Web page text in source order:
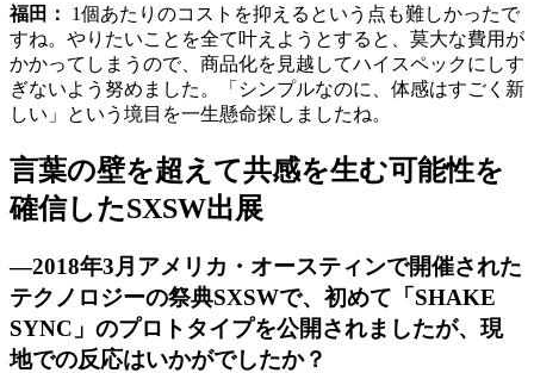
福田：
1個あたりのコストを抑えるという点も難しかったで
すね。やりたいことを全て叶えようとすると、莫大な費用が
かかってしまうので、商品化を見越してハイスペックにしす
ぎないよう努めました。「シンプルなのに、体感はすごく新
しい」という境目を一生懸命探しましたね。
言葉の壁を超えて共感を生む可能性を
確信したSXSW出展
―2018年3月アメリカ・オースティンで開催された
テクノロジーの祭典SXSWで、初めて「SHAKE
SYNC」のプロトタイプを公開されましたが、現
地での反応はいかがでしたか？